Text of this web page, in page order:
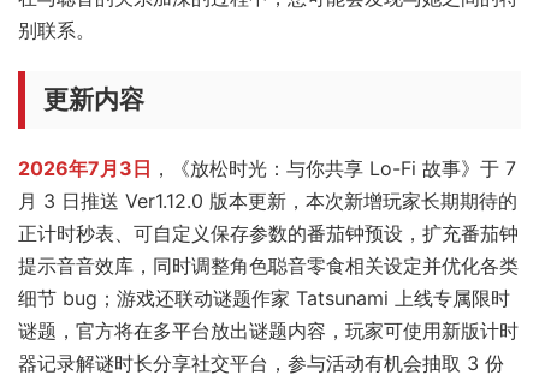
别联系。
更新内容
2026年7月3日 ，《放松时光：与你共享 Lo-Fi 故事》于 7
月 3 日推送 Ver1.12.0 版本更新，本次新增玩家长期期待的
正计时秒表、可自定义保存参数的番茄钟预设，扩充番茄钟
提示音音效库，同时调整角色聪音零食相关设定并优化各类
细节 bug；游戏还联动谜题作家 Tatsunami 上线专属限时
谜题，官方将在多平台放出谜题内容，玩家可使用新版计时
器记录解谜时长分享社交平台，参与活动有机会抽取 3 份